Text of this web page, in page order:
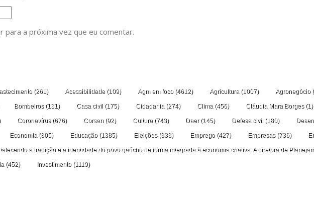
para a próxima vez que eu comentar.
(261) Acessibilidade (109) Agm em foco(4612) Agricultura (1007) Agronegócio
Bombeiros(131) Casa civil (175) Cidadania (274) Clima (456) Cláudia Mara Borges(1)
Coronavírus(676) Corsan (92) Cultura (743) Daer(145) Defesa civil (180)
Economia (805) Educação(1385) Eleições(333) Emprego(427) Empresas(736)
a tradição e a identidade do povo gaúcho de forma integrada à economia criativa. A diretora de
(452) Investimento(1119)